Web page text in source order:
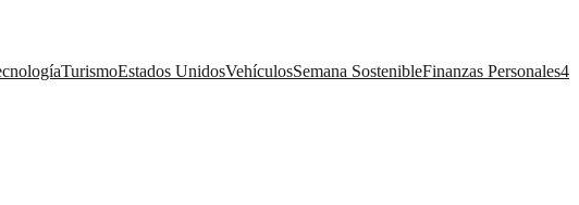
TurismoEstados UnidosVehículosSemana SostenibleFinanzas Personales4